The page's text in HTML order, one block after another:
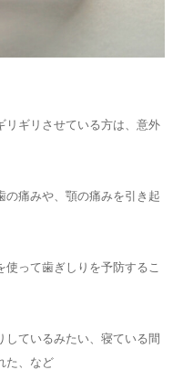
リギリさせている方は、意外
の痛みや、顎の痛みを引き起
って歯ぎしりを予防するこ
しているみたい、寝ている間
た、など